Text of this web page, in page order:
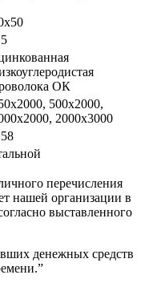
ОК
500х2000,
2000х3000
перечисления
нашей организации в
выставленного
денежных средств